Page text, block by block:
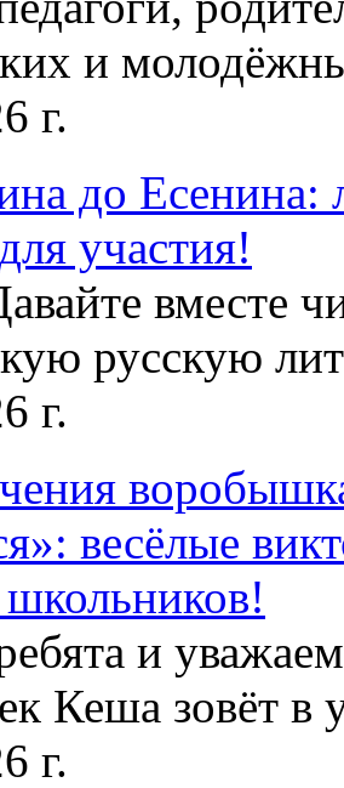
и
г.
до Есенина:
участия!
вместе
русскую
г.
весёлые
и
Кеша зовёт в
г.